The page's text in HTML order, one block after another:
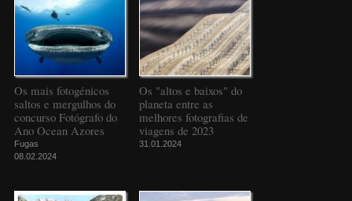
Os mais fotogénicos
saltos e mergulhos do
concurso Fotógrafo do
Ano Ocean Azores
Fugas
08.02.2024
Os "altos e baixos" do
planeta entre as
melhores fotografias de
viagens de 2023
31.01.2024